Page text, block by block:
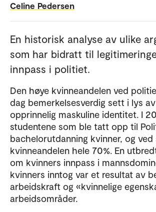
Celine Pedersen
En historisk analyse av ulike
som har bidratt til
innpass i politiet.
Den høye kvinneandelen ved
dag bemerkelsesverdig sett i lys
opprinnelig maskuline identitet. I
studentene som ble tatt opp til
bachelorutdanning kvinner, og
kvinneandelen hele 70%. En
om kvinners innpass i
kvinners inntog var et resultat av
arbeidskraft og «kvinnelige
arbeidsområder.